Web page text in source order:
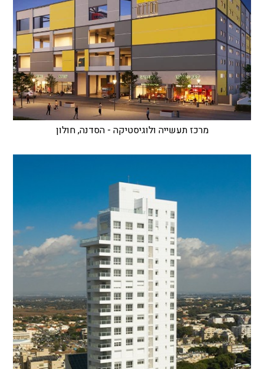
מרכז תעשייה ולוגיסטיקה - הסדנה, חולון